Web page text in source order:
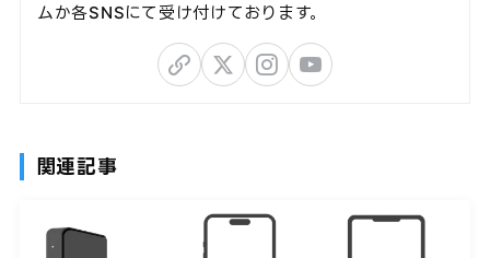
ムか各SNSにて受け付けております。
関連記事